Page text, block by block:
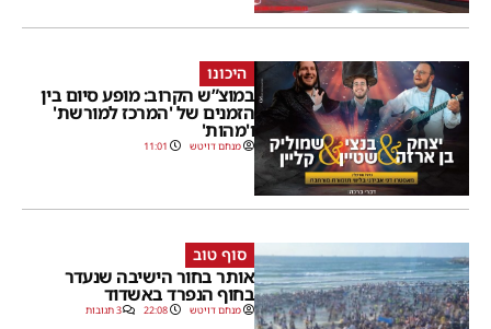
היכונו
במוצ”ש הקרוב: מופע סיום בין
הזמנים של 'המרכז למורשת'
ו'מהות'
מנחם דויטש 11:01
סוף טוב
אותר בחור הישיבה שנעדר
בחוף הנפרד באשדוד
מנחם דויטש 22:08 3 תגובות